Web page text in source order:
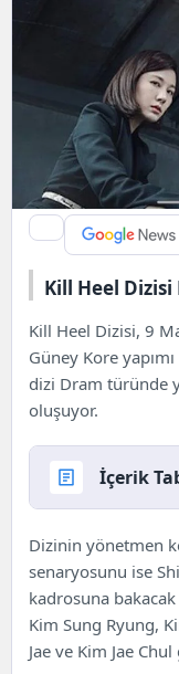
Kill Heel Dizisi
Kill Heel Dizisi, 9
Güney Kore
dizi Dram türünde
oluşuyor.
İçerik
Kill Heel
Kill Heel
Kill Heel
Dizinin yönetmen
senaryosunu ise
kadrosuna
Kim Sung Ryung,
Jae ve Kim Jae